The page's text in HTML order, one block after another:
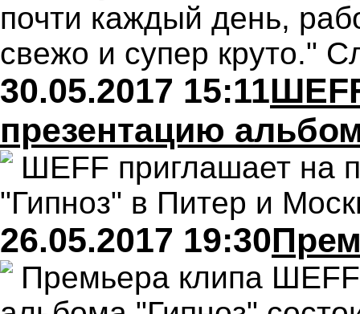
почти каждый день,
свежо и супер круто."
30.05.2017 15:11
презентацию
ШЕFF приглашает на
"Гипноз" в Питер и
26.05.2017 19:30
Премьера клипа